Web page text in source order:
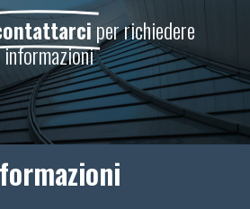
per richiedere
informazioni